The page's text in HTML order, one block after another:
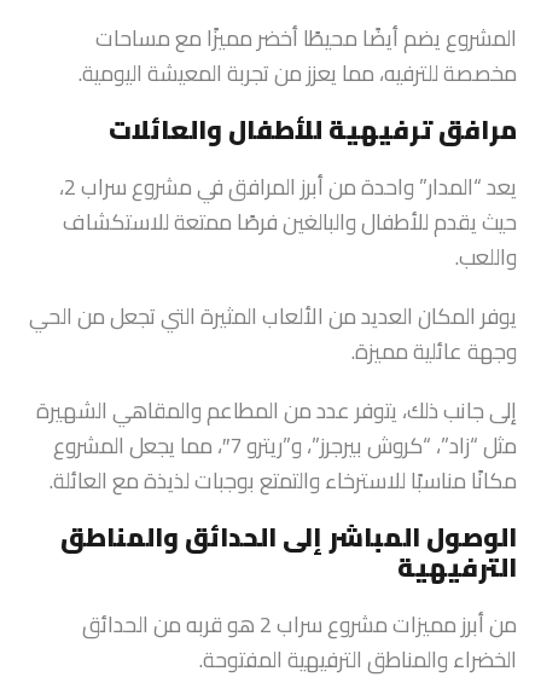
المشروع يضم أيضًا محيطًا أخضر مميزًا مع مساحات
مخصصة للترفيه، مما يعزز من تجربة المعيشة اليومية.
مرافق ترفيهية للأطفال والعائلات
يعد “المدار” واحدة من أبرز المرافق في مشروع سراب 2،
حيث يقدم للأطفال والبالغين فرصًا ممتعة للاستكشاف
واللعب.
يوفر المكان العديد من الألعاب المثيرة التي تجعل من الحي
وجهة عائلية مميزة.
إلى جانب ذلك، يتوفر عدد من المطاعم والمقاهي الشهيرة
مثل “زاد”، “كروش بيرجرز”، و”ريترو 7″، مما يجعل المشروع
مكانًا مناسبًا للاسترخاء والتمتع بوجبات لذيذة مع العائلة.
الوصول المباشر إلى الحدائق والمناطق
الترفيهية
من أبرز مميزات مشروع سراب 2 هو قربه من الحدائق
الخضراء والمناطق الترفيهية المفتوحة.